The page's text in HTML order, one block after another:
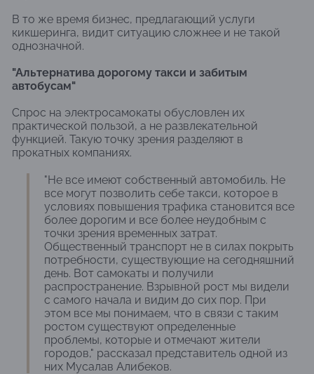
В то же время бизнес, предлагающий услуги
кикшеринга, видит ситуацию сложнее и не такой
однозначной.
"Альтернатива дорогому такси и забитым
автобусам"
Спрос на электросамокаты обусловлен их
практической пользой, а не развлекательной
функцией. Такую точку зрения разделяют в
прокатных компаниях.
"Не все имеют собственный автомобиль. Не
все могут позволить себе такси, которое в
условиях повышения трафика становится все
более дорогим и все более неудобным с
точки зрения временных затрат.
Общественный транспорт не в силах покрыть
потребности, существующие на сегодняшний
день. Вот самокаты и получили
распространение. Взрывной рост мы видели
с самого начала и видим до сих пор. При
этом все мы понимаем, что в связи с таким
ростом существуют определенные
проблемы, которые и отмечают жители
городов," рассказал представитель одной из
них Мусалав Алибеков.